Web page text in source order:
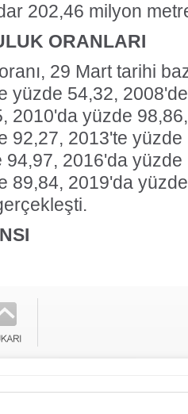
202,46 milyon
ORANLARI
29 Mart tarihi
yüzde 54,32,
2010'da yüzde
92,27, 2013'te
94,97, 2016'da
89,84, 2019'da